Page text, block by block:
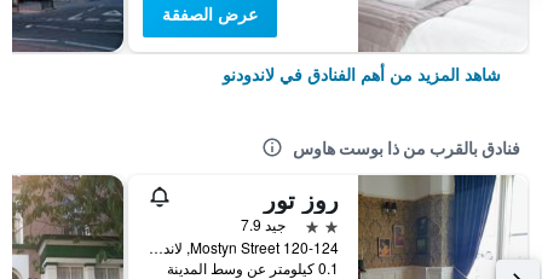
عرض الصفقة
شاهد المزيد من أهم الفنادق في لاندودنو
فنادق بالقرب من ذا بوست هاوس
روز تور
2 نجمتين
جيد 7.9
120-124 Mostyn Street, لاندودنو, المملكة المتحدة
0.1 كيلومتر عن وسط المدينة